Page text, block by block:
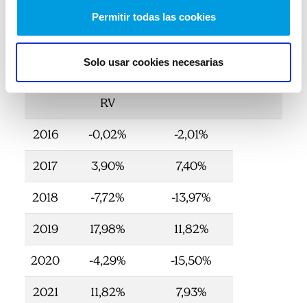
Permitir todas las cookies
Solo usar cookies necesarias
Rentabilidad
SURNELAN
RV
Rentabilidad
Ibex35
2016 -0,02% -2,01%
2017 3,90% 7,40%
2018 -7,72% -13,97%
2019 17,98% 11,82%
2020 -4,29% -15,50%
2021 11,82% 7,93%